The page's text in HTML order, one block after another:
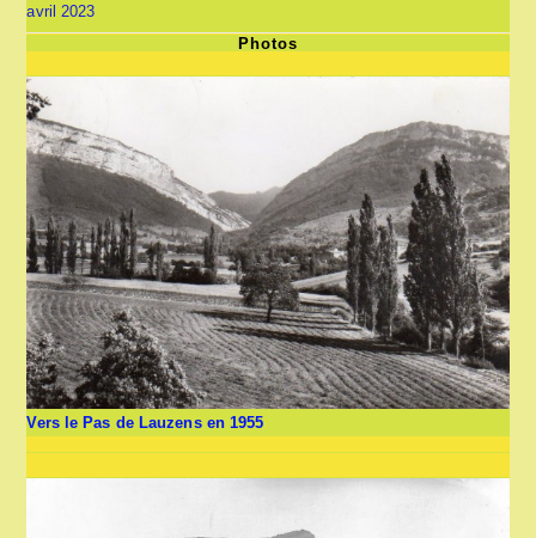
avril 2023
Photos
Vers le Pas de Lauzens en 1955